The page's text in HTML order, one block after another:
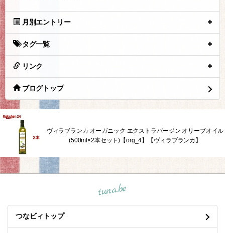
月別エントリー
タグ一覧
リンク
ブログトップ
ヴィラブランカ オーガニック エクストラバージン オリーブオイル
(500ml×2本セット)【org_4】【ヴィラブランカ】
tuna.be
つなビィトップ